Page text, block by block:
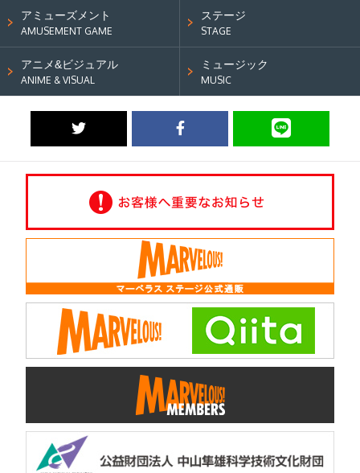
アミューズメント
AMUSEMENT GAME
ステージ
STAGE
アニメ&ビジュアル
ANIME & VISUAL
ミュージック
MUSIC